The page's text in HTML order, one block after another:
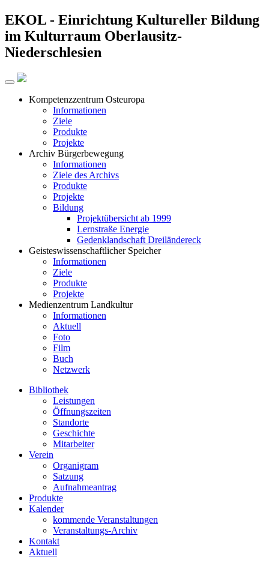
EKOL - Einrichtung Kultureller Bildung
im Kulturraum Oberlausitz-
Niederschlesien
Kompetenzzentrum Osteuropa
Informationen
Ziele
Produkte
Projekte
Archiv Bürgerbewegung
Informationen
Ziele des Archivs
Produkte
Projekte
Bildung
Projektübersicht ab 1999
Lernstraße Energie
Gedenklandschaft Dreiländereck
Geisteswissenschaftlicher Speicher
Informationen
Ziele
Produkte
Projekte
Medienzentrum Landkultur
Informationen
Aktuell
Foto
Film
Buch
Netzwerk
Bibliothek
Leistungen
Öffnungszeiten
Standorte
Geschichte
Mitarbeiter
Verein
Organigram
Satzung
Aufnahmeantrag
Produkte
Kalender
kommende Veranstaltungen
Veranstaltungs-Archiv
Kontakt
Aktuell